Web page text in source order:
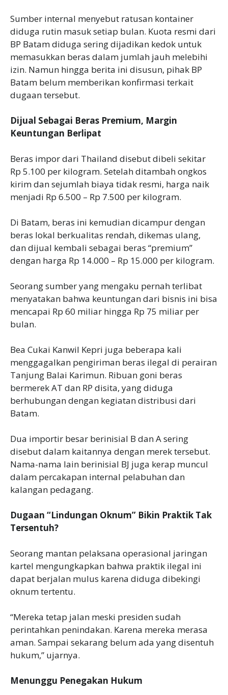
‎Sumber internal menyebut ratusan kontainer
diduga rutin masuk setiap bulan. Kuota resmi dari
BP Batam diduga sering dijadikan kedok untuk
memasukkan beras dalam jumlah jauh melebihi
izin. Namun hingga berita ini disusun, pihak BP
Batam belum memberikan konfirmasi terkait
dugaan tersebut.
Dijual Sebagai Beras Premium, Margin
Keuntungan Berlipat
‎Beras impor dari Thailand disebut dibeli sekitar
Rp 5.100 per kilogram. Setelah ditambah ongkos
kirim dan sejumlah biaya tidak resmi, harga naik
menjadi Rp 6.500 – Rp 7.500 per kilogram.
‎Di Batam, beras ini kemudian dicampur dengan
beras lokal berkualitas rendah, dikemas ulang,
dan dijual kembali sebagai beras “premium”
dengan harga Rp 14.000 – Rp 15.000 per kilogram.
‎Seorang sumber yang mengaku pernah terlibat
menyatakan bahwa keuntungan dari bisnis ini bisa
mencapai Rp 60 miliar hingga Rp 75 miliar per
bulan.
‎Bea Cukai Kanwil Kepri juga beberapa kali
menggagalkan pengiriman beras ilegal di perairan
Tanjung Balai Karimun. Ribuan goni beras
bermerek AT dan RP disita, yang diduga
berhubungan dengan kegiatan distribusi dari
Batam.
‎Dua importir besar berinisial B dan A sering
disebut dalam kaitannya dengan merek tersebut.
Nama-nama lain berinisial BJ juga kerap muncul
dalam percakapan internal pelabuhan dan
kalangan pedagang.
Dugaan “Lindungan Oknum” Bikin Praktik Tak
Tersentuh?
‎Seorang mantan pelaksana operasional jaringan
kartel mengungkapkan bahwa praktik ilegal ini
dapat berjalan mulus karena diduga dibekingi
oknum tertentu.
‎“Mereka tetap jalan meski presiden sudah
perintahkan penindakan. Karena mereka merasa
aman. Sampai sekarang belum ada yang disentuh
hukum,” ujarnya.
Menunggu Penegakan Hukum